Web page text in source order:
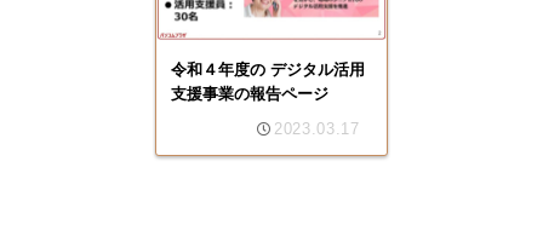
令和４年度の デジタル活用
支援事業の報告ページ
2023.03.17